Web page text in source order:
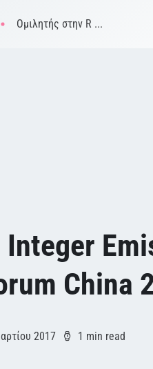
Ομιλητής στην R ...
Integer
China
2017 1 min read